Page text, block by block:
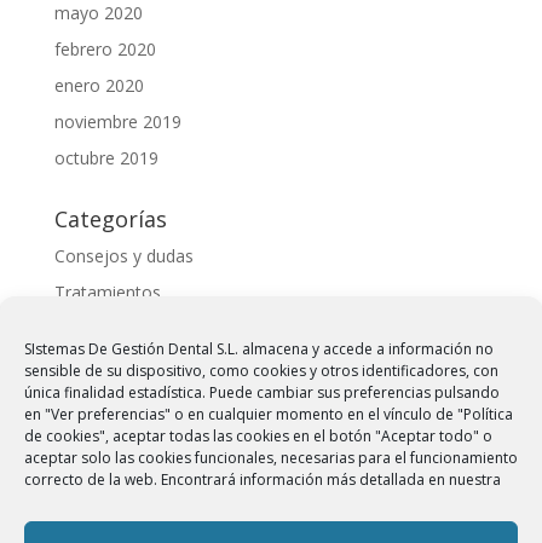
SIstemas De Gestión Dental S.L. almacena y accede a información no
sensible de su dispositivo, como cookies y otros identificadores, con
única finalidad estadística. Puede cambiar sus preferencias pulsando
en "Ver preferencias" o en cualquier momento en el vínculo de "Política
de cookies", aceptar todas las cookies en el botón "Aceptar todo" o
aceptar solo las cookies funcionales, necesarias para el funcionamiento
correcto de la web. Encontrará información más detallada en nuestra
mayo 2020
febrero 2020
enero 2020
noviembre 2019
octubre 2019
Categorías
Consejos y dudas
Tratamientos
Meta
Acceder
Feed de entradas
Feed de comentarios